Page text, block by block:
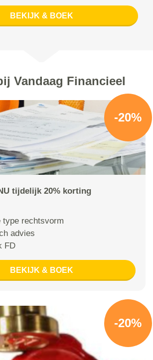
BEKIJK & BOEK
Vandaag Financieel
-20%
tijdelijk 20% korting
type rechtsvorm
advies
FD
BEKIJK & BOEK
-20%